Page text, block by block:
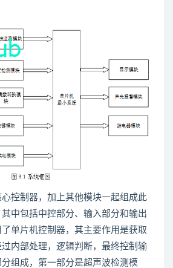
控制器，加上其他模块一起组成此
中包括中控部分、输入部分和输出
单片机控制器，其主要作用是获取
内部处理，逻辑判断，最终控制输
组成，第一部分是超声波检测模